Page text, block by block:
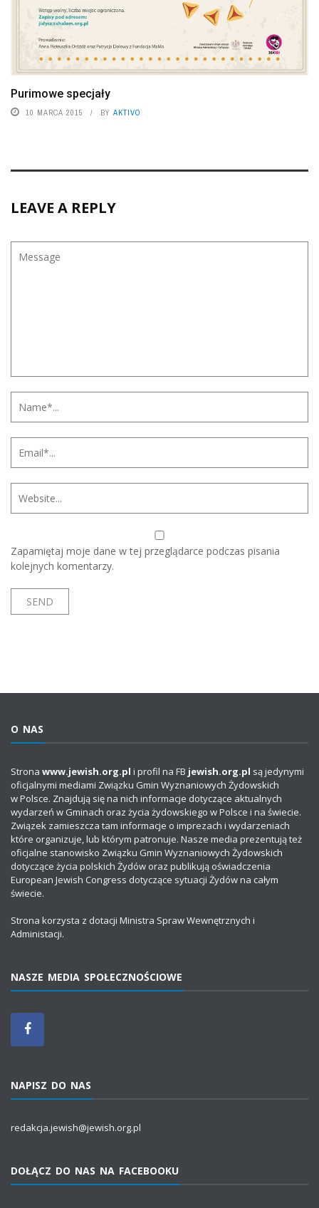
Purimowe specjały
10 MARCA 2015 BY AKTIVO
LEAVE A REPLY
Zapamiętaj moje dane w tej przeglądarce podczas pisania
kolejnych komentarzy.
O NAS
Strona www.jewish.org.pl i profil na FB jewish.org.pl są jedynymi
oficjalnymi mediami Związku Gmin Wyznaniowych Żydowskich
w Polsce. Znajdują się na nich informacje dotyczące aktualnych
wydarzeń w Gminach oraz życia żydowskiego w Polsce i na świecie.
Związek zamieszcza tam informacje o imprezach i wydarzeniach
które organizuje, lub którym patronuje. Nasze media prezentują też
oficjalne stanowisko Związku Gmin Wyznaniowych Żydowskich
dotyczące życia polskich Żydów oraz publikują oświadczenia
European Jewish Congress dotyczące sytuacji Żydów na całym
świecie.
Strona korzysta z dotacji Ministra Spraw Wewnętrznych i
Administacji.
NASZE MEDIA SPOŁECZNOŚCIOWE
NAPISZ DO NAS
redakcja.jewish@jewish.org.pl
DOŁĄCZ DO NAS NA FACEBOOKU